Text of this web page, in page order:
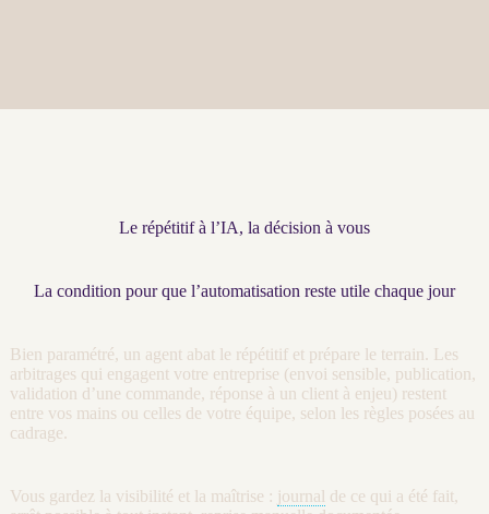
Le répétitif à l’IA, la décision à vous
La condition pour que l’automatisation reste utile chaque jour
Bien paramétré, un agent abat le répétitif et prépare le terrain. Les
arbitrages qui engagent votre entreprise (envoi sensible, publication,
validation d’une commande, réponse à un client à enjeu) restent
entre vos mains ou celles de votre équipe, selon les règles posées au
cadrage.
Vous gardez la visibilité et la maîtrise : journal de ce qui a été fait,